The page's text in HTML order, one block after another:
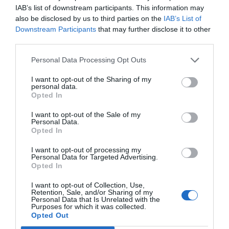
IAB’s list of downstream participants. This information may
also be disclosed by us to third parties on the IAB’s List of
Downstream Participants that may further disclose it to other
Personal Data Processing Opt Outs
I want to opt-out of the Sharing of my
personal data.
Opted In
I want to opt-out of the Sale of my
Personal Data.
Opted In
I want to opt-out of processing my
Personal Data for Targeted Advertising.
Opted In
I want to opt-out of Collection, Use,
Retention, Sale, and/or Sharing of my
Personal Data that Is Unrelated with the
Purposes for which it was collected.
Opted Out
element de gestió i que caldria estar ja treballant-
hi per aprofitar en tota la seva amplitud de
escoltar i coneixeu bé molts de vosaltres l'impacte
empreses, en les nostres relacions, en la societat,
en el treball, en la salut, en l'educació, en la
seguretat. Són i poden ser radicals, amb
canvis
de paradigmes. Davant d'això no solament ens
cal una nova gestió pública, ens calen nous
lideratges públics, inclús noves institucions i
noves governances, que entenguin de manera
fàcil, i ens cal aprofundir-hi i treballar-hi, però el
que està clar és que les institucions i els
lideratges del segle XX no poden ser vàlids, no